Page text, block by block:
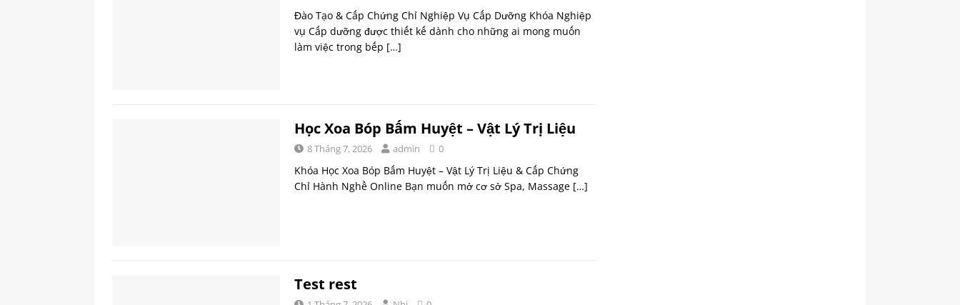
Đào Tạo & Cấp Chứng Chỉ Nghiệp Vụ Cấp Dưỡng Khóa Nghiệp
vụ Cấp dưỡng được thiết kế dành cho những ai mong muốn
làm việc trong bếp […]
Học Xoa Bóp Bấm Huyệt – Vật Lý Trị Liệu
8 Tháng 7, 2026 admin 0
Khóa Học Xoa Bóp Bấm Huyệt – Vật Lý Trị Liệu & Cấp Chứng
Chỉ Hành Nghề Online Bạn muốn mở cơ sở Spa, Massage […]
Test rest